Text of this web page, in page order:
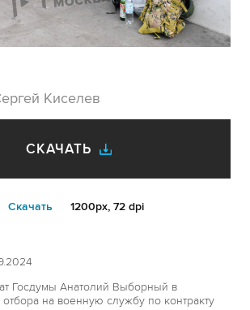
Киселев
СКАЧАТЬ
Cкачать 1200px, 72 dpi
Госдумы Анатолий Выборный в
на военную службу по контракту